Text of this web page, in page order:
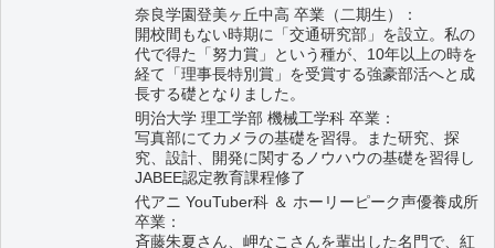
奈良学園登美ヶ丘中高 卒業（二期生）：
開校間もない時期に「交通研究部」を設立。私の
代で得た「努力賞」という種が、10年以上の時を
経て「理事長特別賞」を受賞する強豪部活へと成
長する礎となりました。
明治大学 理工学部 機械工学科 卒業：
写真部にてカメラの基礎を習得。また研究、探
究、設計、開発に関するノウハウの基礎を習得し
JABEE認定教育課程修了
代アニ YouTuber科 ＆ ホーリーピーク声優養成所
卒業：
斉藤朱夏さん、岬なこさんを輩出した名門で、紅